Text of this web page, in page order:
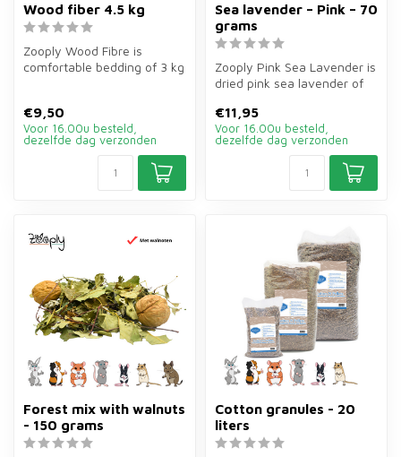
Wood fiber 4.5 kg
Zooply Wood Fibre is
comfortable bedding of 3 kg
€9,50
Voor 16.00u besteld,
dezelfde dag verzonden
Sea lavender – Pink – 70
grams
Zooply Pink Sea Lavender is
dried pink sea lavender of
€11,95
Voor 16.00u besteld,
dezelfde dag verzonden
Forest mix with walnuts
- 150 grams
Cotton granules - 20
liters